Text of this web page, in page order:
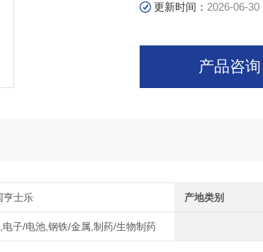
更新时间： 2026-06-30
产品咨询
亨士乐 产地类别
子/电池,钢铁/金属,制药/生物制药